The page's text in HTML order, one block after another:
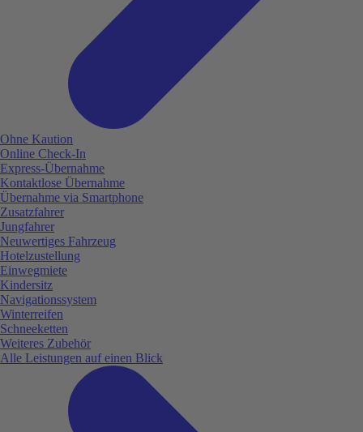
Ohne Kaution
Online Check-In
Express-Übernahme
Kontaktlose Übernahme
Übernahme via Smartphone
Zusatzfahrer
Jungfahrer
Neuwertiges Fahrzeug
Hotelzustellung
Einwegmiete
Kindersitz
Navigationssystem
Winterreifen
Schneeketten
Weiteres Zubehör
Alle Leistungen auf einen Blick